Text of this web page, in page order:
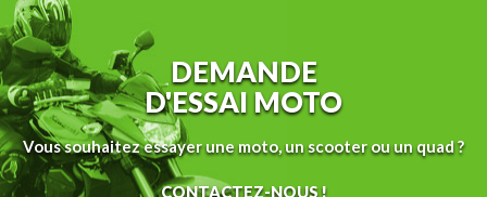
DEMANDE
D'ESSAI MOTO
Vous souhaitez essayer une moto, un scooter ou un quad ?
CONTACTEZ-NOUS !